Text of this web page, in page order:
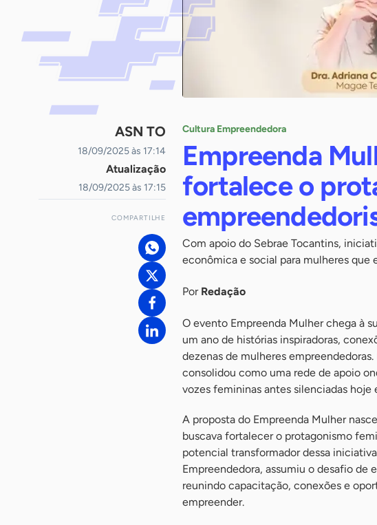
ASN TO
18/09/2025 às 17:14
Atualização
18/09/2025 às 17:15
COMPARTILHE
Cultura Empreendedora
Empreenda
fortalece o
Com apoio do Sebrae Tocantins,
econômica e social para mulheres
Por Redação
O evento Empreenda Mulher chega à
um ano de histórias inspiradoras,
dezenas de mulheres
consolidou como uma rede de apoio
vozes femininas antes silenciadas
A proposta do Empreenda Mulher
buscava fortalecer o protagonismo
potencial transformador dessa
Empreendedora, assumiu o desafio
reunindo capacitação, conexões e
empreender.